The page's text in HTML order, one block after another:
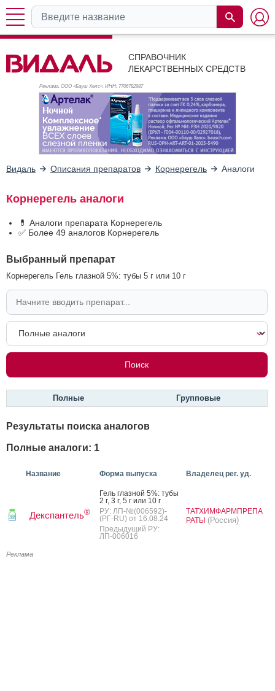
СПРАВОЧНИК
ЛЕКАРСТВЕННЫХ СРЕДСТВ
Реклама. ООО «Бауш Хелс», ИНН: 7706782987
Видаль Описания препаратов Корнерегель Аналоги
Корнерегель аналоги
💊 Аналоги препарата Корнерегель
✅ Более 49 аналогов Корнерегель
Выбранный препарат
Корнерегель Гель глазной 5%: тубы 5 г или 10 г
Полные Групповые
Результаты поиска аналогов
Полные аналоги: 1
Название Форма выпуска Владелец рег. уд.
Декспантель®
Гель глаз­ной 5%: ту­бы
2 г, 3 г, 5 г или 10 г
РУ: ЛП-№(006592)-
(РГ-RU) от 16.08.24
Предыдущий РУ:
ЛП-006016
ТАТХИМФАРМПРЕПА
РАТЫ (Россия)
Реклама